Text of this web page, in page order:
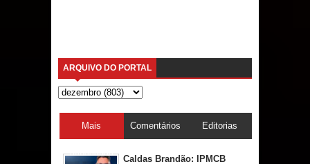
ARQUIVO DO PORTAL
Mais
acessadas
Comentários Editorias
Caldas Brandão: IPMCB